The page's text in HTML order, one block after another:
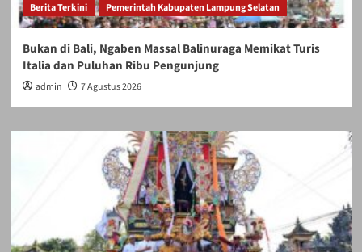
Berita Terkini Pemerintah Kabupaten Lampung Selatan
Bukan di Bali, Ngaben Massal Balinuraga Memikat Turis
Italia dan Puluhan Ribu Pengunjung
admin 7 Agustus 2026